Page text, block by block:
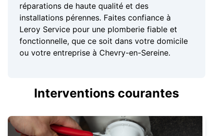
réparations de haute qualité et des
installations pérennes. Faites confiance à
Leroy Service pour une plomberie fiable et
fonctionnelle, que ce soit dans votre domicile
ou votre entreprise à Chevry-en-Sereine.
Interventions courantes